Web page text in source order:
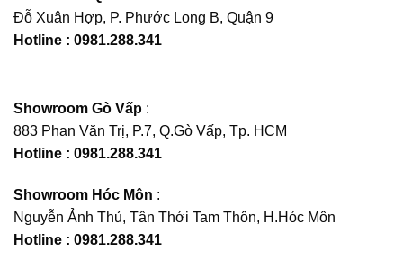
Đỗ Xuân Hợp, P. Phước Long B, Quận 9
Hotline : 0981.288.341
Showroom Gò Vấp :
883 Phan Văn Trị, P.7, Q.Gò Vấp, Tp. HCM
Hotline : 0981.288.341
Showroom Hóc Môn :
Nguyễn Ảnh Thủ, Tân Thới Tam Thôn, H.Hóc Môn
Hotline : 0981.288.341